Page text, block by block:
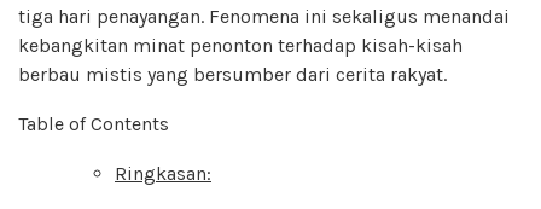
tiga hari penayangan. Fenomena ini sekaligus menandai
kebangkitan minat penonton terhadap kisah-kisah
berbau mistis yang bersumber dari cerita rakyat.
Table of Contents
Ringkasan: